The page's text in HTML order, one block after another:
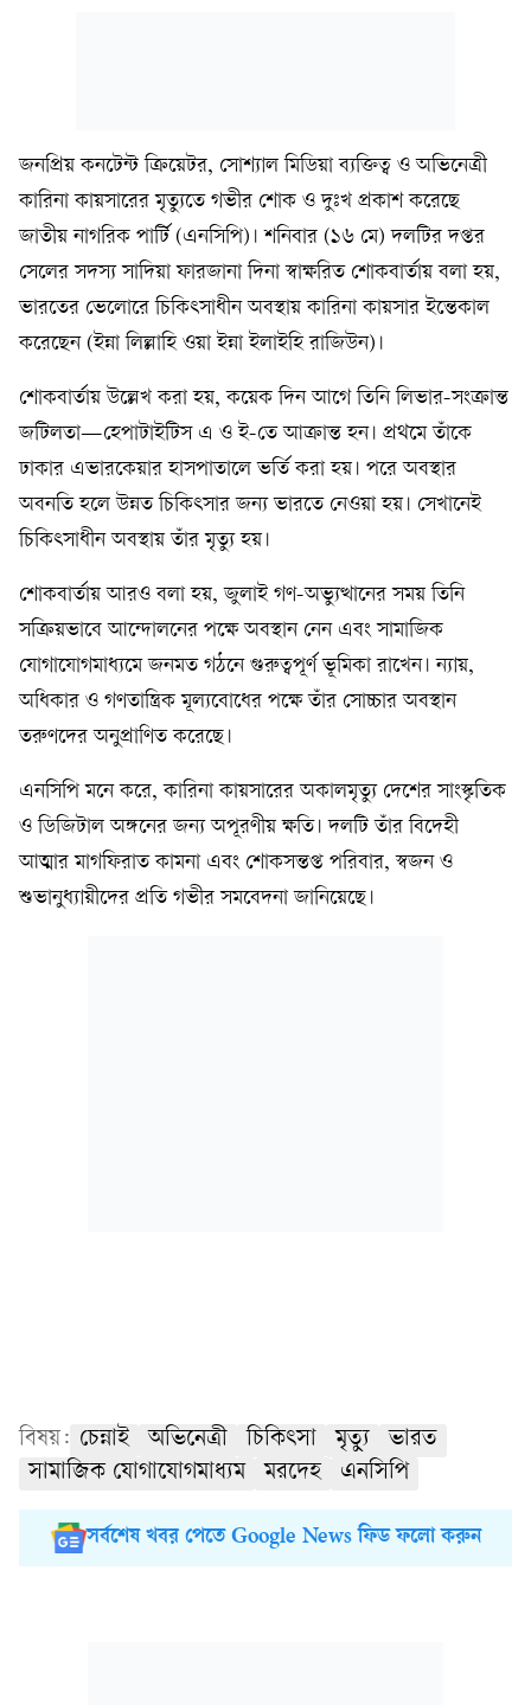
জনপ্রিয় কনটেন্ট ক্রিয়েটর, সোশ্যাল মিডিয়া ব্যক্তিত্ব ও অভিনেত্রী
কারিনা কায়সারের মৃত্যুতে গভীর শোক ও দুঃখ প্রকাশ করেছে
জাতীয় নাগরিক পার্টি (এনসিপি)। শনিবার (১৬ মে) দলটির দপ্তর
সেলের সদস্য সাদিয়া ফারজানা দিনা স্বাক্ষরিত শোকবার্তায় বলা হয়,
ভারতের ভেলোরে চিকিৎসাধীন অবস্থায় কারিনা কায়সার ইন্তেকাল
করেছেন (ইন্না লিল্লাহি ওয়া ইন্না ইলাইহি রাজিউন)।
শোকবার্তায় উল্লেখ করা হয়, কয়েক দিন আগে তিনি লিভার-সংক্রান্ত
জটিলতা—হেপাটাইটিস এ ও ই-তে আক্রান্ত হন। প্রথমে তাঁকে
ঢাকার এভারকেয়ার হাসপাতালে ভর্তি করা হয়। পরে অবস্থার
অবনতি হলে উন্নত চিকিৎসার জন্য ভারতে নেওয়া হয়। সেখানেই
চিকিৎসাধীন অবস্থায় তাঁর মৃত্যু হয়।
শোকবার্তায় আরও বলা হয়, জুলাই গণ-অভ্যুত্থানের সময় তিনি
সক্রিয়ভাবে আন্দোলনের পক্ষে অবস্থান নেন এবং সামাজিক
যোগাযোগমাধ্যমে জনমত গঠনে গুরুত্বপূর্ণ ভূমিকা রাখেন। ন্যায়,
অধিকার ও গণতান্ত্রিক মূল্যবোধের পক্ষে তাঁর সোচ্চার অবস্থান
তরুণদের অনুপ্রাণিত করেছে।
এনসিপি মনে করে, কারিনা কায়সারের অকালমৃত্যু দেশের সাংস্কৃতিক
ও ডিজিটাল অঙ্গনের জন্য অপূরণীয় ক্ষতি। দলটি তাঁর বিদেহী
আত্মার মাগফিরাত কামনা এবং শোকসন্তপ্ত পরিবার, স্বজন ও
শুভানুধ্যায়ীদের প্রতি গভীর সমবেদনা জানিয়েছে।
বিষয়: চেন্নাই অভিনেত্রী চিকিৎসা মৃত্যু
ভারত
সামাজিক যোগাযোগমাধ্যম
মরদেহ এনসিপি
সর্বশেষ খবর পেতে Google News ফিড ফলো করুন